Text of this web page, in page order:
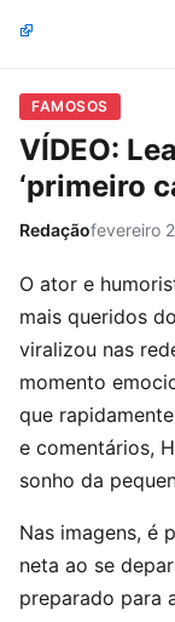
FAMOSOS
VÍDEO:
‘primeiro
Redaçãofevereiro
O ator e
mais queridos
viralizou nas
momento
que
e comentários,
sonho da
Nas imagens, é
neta ao se
preparado para